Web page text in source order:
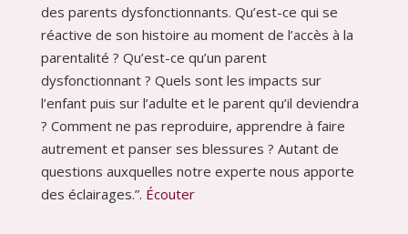
des parents dysfonctionnants. Qu’est-ce qui se
réactive de son histoire au moment de l’accès à la
parentalité ? Qu’est-ce qu’un parent
dysfonctionnant ? Quels sont les impacts sur
l’enfant puis sur l’adulte et le parent qu’il deviendra
? Comment ne pas reproduire, apprendre à faire
autrement et panser ses blessures ? Autant de
questions auxquelles notre experte nous apporte
des éclairages.”. Écouter